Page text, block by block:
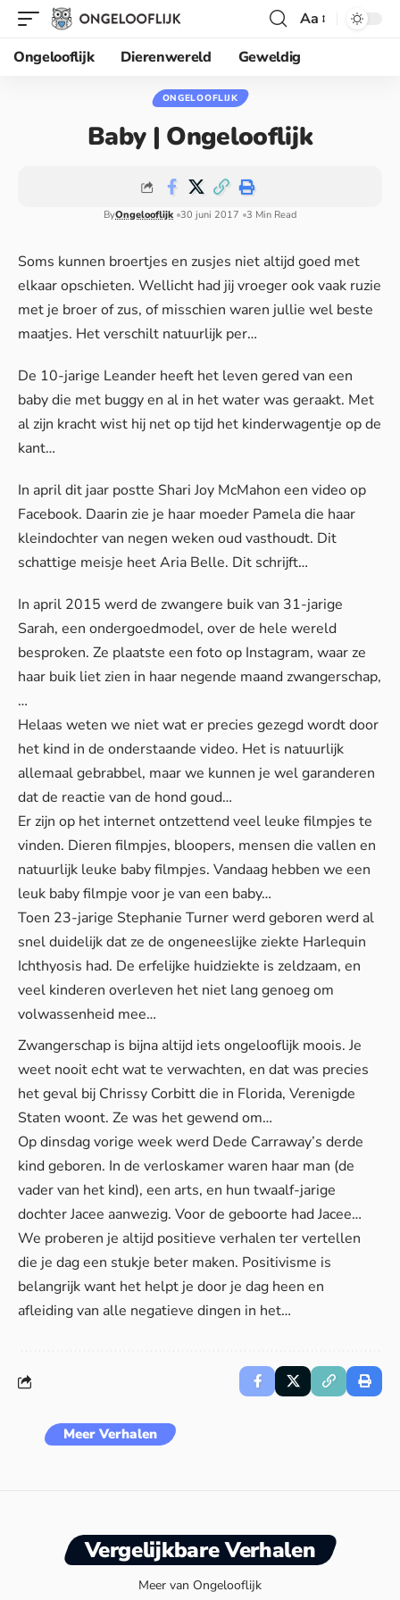
Aa
Ongelooflijk
Dierenwereld Geweldig
ONGELOOFLIJK
Baby | Ongelooflijk
ByOngelooflijk 30 juni 2017 3 Min Read
Soms kunnen broertjes en zusjes niet altijd goed met
elkaar opschieten. Wellicht had jij vroeger ook vaak ruzie
met je broer of zus, of misschien waren jullie wel beste
maatjes. Het verschilt natuurlijk per…
De 10-jarige Leander heeft het leven gered van een
baby die met buggy en al in het water was geraakt. Met
al zijn kracht wist hij net op tijd het kinderwagentje op de
kant…
In april dit jaar postte Shari Joy McMahon een video op
Facebook. Daarin zie je haar moeder Pamela die haar
kleindochter van negen weken oud vasthoudt. Dit
schattige meisje heet Aria Belle. Dit schrijft…
In april 2015 werd de zwangere buik van 31-jarige
Sarah, een ondergoedmodel, over de hele wereld
besproken. Ze plaatste een foto op Instagram, waar ze
haar buik liet zien in haar negende maand zwangerschap,
…
Helaas weten we niet wat er precies gezegd wordt door
het kind in de onderstaande video. Het is natuurlijk
allemaal gebrabbel, maar we kunnen je wel garanderen
dat de reactie van de hond goud…
Er zijn op het internet ontzettend veel leuke filmpjes te
vinden. Dieren filmpjes, bloopers, mensen die vallen en
natuurlijk leuke baby filmpjes. Vandaag hebben we een
leuk baby filmpje voor je van een baby…
Toen 23-jarige Stephanie Turner werd geboren werd al
snel duidelijk dat ze de ongeneeslijke ziekte Harlequin
Ichthyosis had. De erfelijke huidziekte is zeldzaam, en
veel kinderen overleven het niet lang genoeg om
volwassenheid mee…
Zwangerschap is bijna altijd iets ongelooflijk moois. Je
weet nooit echt wat te verwachten, en dat was precies
het geval bij Chrissy Corbitt die in Florida, Verenigde
Staten woont. Ze was het gewend om…
Op dinsdag vorige week werd Dede Carraway’s derde
kind geboren. In de verloskamer waren haar man (de
vader van het kind), een arts, en hun twaalf-jarige
dochter Jacee aanwezig. Voor de geboorte had Jacee…
We proberen je altijd positieve verhalen ter vertellen
die je dag een stukje beter maken. Positivisme is
belangrijk want het helpt je door je dag heen en
afleiding van alle negatieve dingen in het…
Meer Verhalen
Vergelijkbare Verhalen
Meer van Ongelooflijk